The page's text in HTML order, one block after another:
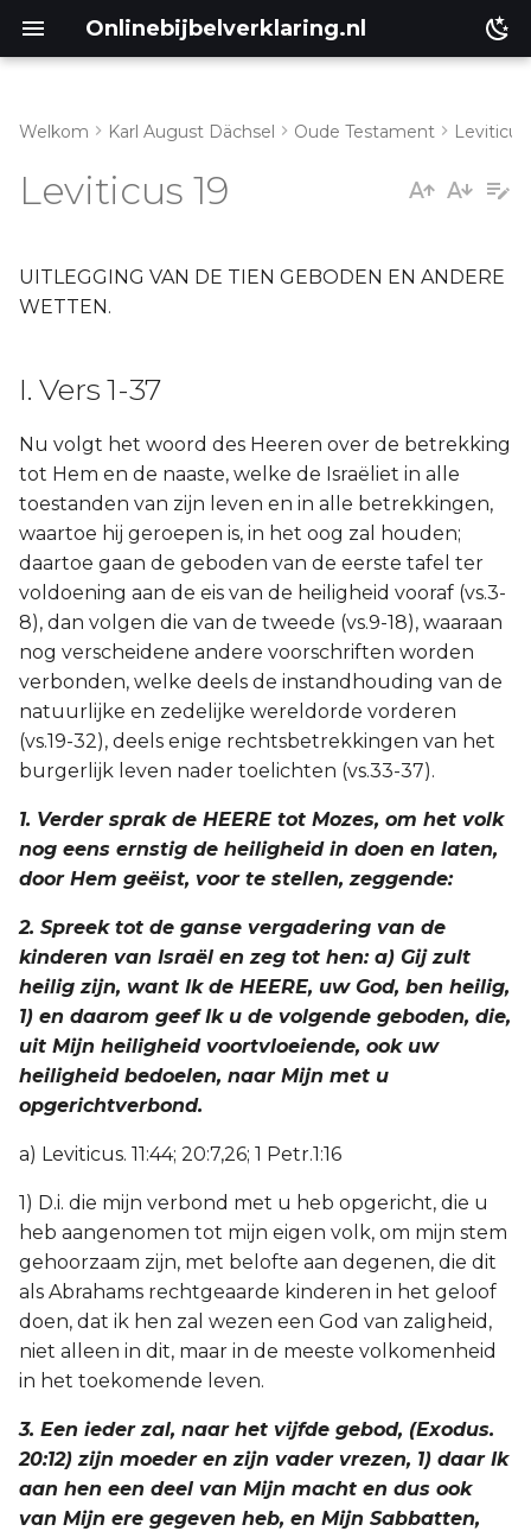
Onlinebijbelverklaring.nl
Lukas
Handelingen
Romeinen
1 Korinthe
2 Korinthe
Galaten
Éfeze
Filippenzen
1 Thessalonicenzen
2 Thessalonicenzen
1 Timótheüs
2 Timótheüs
Titus
Filémon
Hebreeën
Jakobus
1 Petrus
2 Petrus
1 Johannes
2 Johannes
Welkom Karl August Dächsel Oude Testament Leviticus
Leviticus 19
UITLEGGING VAN DE TIEN GEBODEN EN ANDERE
WETTEN.
I. Vers 1-37
Nu volgt het woord des Heeren over de betrekking
tot Hem en de naaste, welke de Israëliet in alle
toestanden van zijn leven en in alle betrekkingen,
waartoe hij geroepen is, in het oog zal houden;
daartoe gaan de geboden van de eerste tafel ter
voldoening aan de eis van de heiligheid vooraf (vs.3-
8), dan volgen die van de tweede (vs.9-18), waaraan
nog verscheidene andere voorschriften worden
verbonden, welke deels de instandhouding van de
natuurlijke en zedelijke wereldorde vorderen
(vs.19-32), deels enige rechtsbetrekkingen van het
burgerlijk leven nader toelichten (vs.33-37).
1. Verder sprak de HEERE tot Mozes, om het volk
nog eens ernstig de heiligheid in doen en laten,
door Hem geëist, voor te stellen, zeggende:
2. Spreek tot de ganse vergadering van de
kinderen van Israël en zeg tot hen: a) Gij zult
heilig zijn, want Ik de HEERE, uw God, ben heilig,
1) en daarom geef Ik u de volgende geboden, die,
uit Mijn heiligheid voortvloeiende, ook uw
heiligheid bedoelen, naar Mijn met u
opgerichtverbond.
a) Leviticus. 11:44; 20:7,26; 1 Petr.1:16
1) D.i. die mijn verbond met u heb opgericht, die u
heb aangenomen tot mijn eigen volk, om mijn stem
gehoorzaam zijn, met belofte aan degenen, die dit
als Abrahams rechtgeaarde kinderen in het geloof
doen, dat ik hen zal wezen een God van zaligheid,
niet alleen in dit, maar in de meeste volkomenheid
in het toekomende leven.
3. Een ieder zal, naar het vijfde gebod, (Exodus.
20:12) zijn moeder en zijn vader vrezen, 1) daar Ik
aan hen een deel van Mijn macht en dus ook
van Mijn ere gegeven heb, en Mijn Sabbatten,